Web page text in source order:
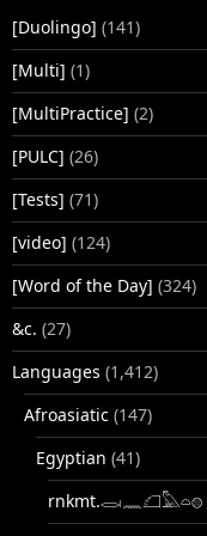
[Duolingo] (141)
[Multi] (1)
[MultiPractice] (2)
[PULC] (26)
[Tests] (71)
[video] (124)
[Word of the Day] (324)
&c. (27)
Languages (1,412)
Afroasiatic (147)
Egyptian (41)
rnkmt.𓂋𓏺𓈖𓆎𓅓𓏏𓊖